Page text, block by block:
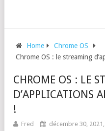
Home
Chrome OS
Chrome OS : le streaming
CHROME OS : LE
D’APPLICATIONS
!
Fred décembre 30,